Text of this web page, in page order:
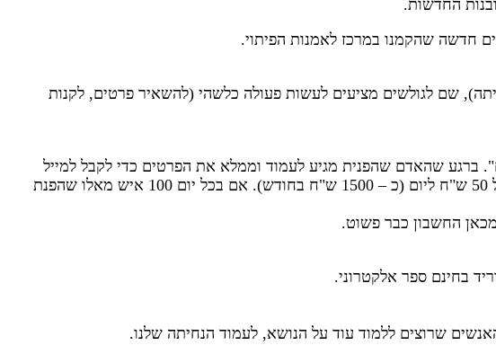
החדשות.
חדשה שהקמנו במרכז לאמנות הפיתוי.
שם לגולשים מציעים לעשות פעולה כלשהי (להשאיר פרטים, לקנות
שהאדם שהפנית מגיע לעמוד וממלא את הפרטים כדי לקבל למייל
את הספר האלקטרוני, אתה מקבל עמלה של 5 ש"ח. אם בכל יום 10 אנשים מאלו שהפנית יורידו את הספר, תקבל 50 ש"ח ליום (כ – 1500 ש"ח בחודש). אם בכל יום 100 איש מאלו שהפנת
בחינם ספר אלקטרוני.
שרוצים ללמוד עוד על הנושא, לעמוד הנחיתה שלנו.